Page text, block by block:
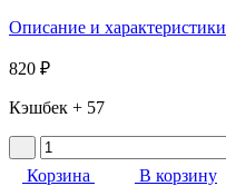
Описание и характеристики
820 ₽
Кэшбек + 57
Корзина
В корзину